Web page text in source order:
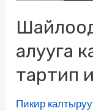
алууга
тартип
Пикир калтыруу